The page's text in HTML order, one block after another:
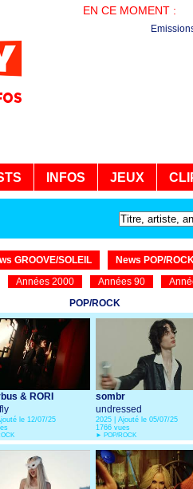
EN CE MOMENT :
INFOS JEUX
GROOVE/SOLEIL
News POP/
Années 2000 Années 90
POP/ROCK
& RORI
le 12/07/25
sombr
undressed
2025 | Ajouté le 05/07/25
1766 vues
► POP/ROCK